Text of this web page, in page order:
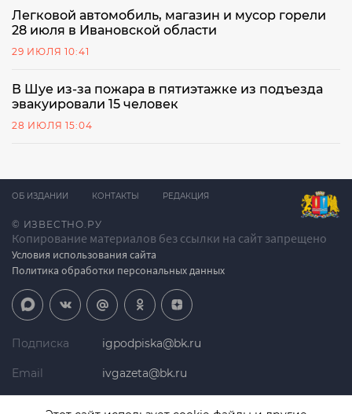
Легковой автомобиль, магазин и мусор горели
28 июля в Ивановской области
29 ИЮЛЯ 10:41
В Шуе из-за пожара в пятиэтажке из подъезда
эвакуировали 15 человек
28 ИЮЛЯ 15:04
© ИЗВЕСТНО.РУ
Копирование материалов без ссылки на сайт запрещено
Условия использования сайта
Политика обработки персональных данных
ОБ ИЗДАНИИ КОНТАКТЫ РЕДАКЦИЯ
Подписка igpodpiska@bk.ru
Email ivgazeta@bk.ru